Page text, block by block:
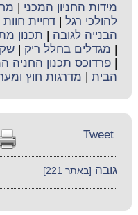
מידות החניון המכני
להולכי רגל |דחיית
הבנייה לגובה
תכנון
מגדלים בחלל ריק |
|פרדוכס תכנון החניה
הבית
מדרגות חוץ
Tweet
גובה [באתר 221]